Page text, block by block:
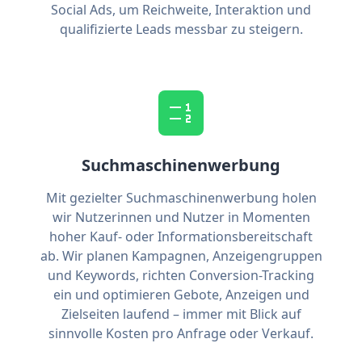
Social Ads, um Reichweite, Interaktion und
qualifizierte Leads messbar zu steigern.
Suchmaschinenwerbung
Mit gezielter Suchmaschinenwerbung holen
wir Nutzerinnen und Nutzer in Momenten
hoher Kauf- oder Informationsbereitschaft
ab. Wir planen Kampagnen, Anzeigengruppen
und Keywords, richten Conversion-Tracking
ein und optimieren Gebote, Anzeigen und
Zielseiten laufend – immer mit Blick auf
sinnvolle Kosten pro Anfrage oder Verkauf.